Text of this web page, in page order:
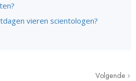
vieren scientologen?
Volgende